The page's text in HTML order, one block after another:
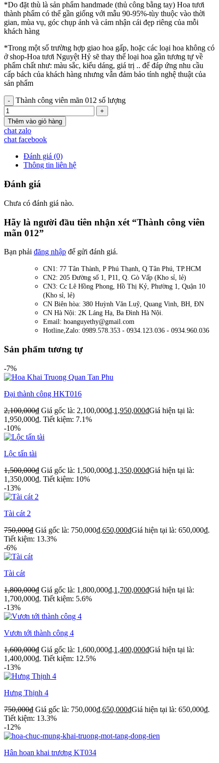
*Do đặt thù là sản phẩm handmade (thủ công bằng tay) Hoa tươi
thành phẩm có thể gần giống với mẫu 90-95%-tùy thuộc vào thời
gian, mùa vụ, góc chụp ảnh và cảm nhận cái đẹp riêng của mỗi
khách hàng
*Trong một số trường hợp giao hoa gấp, hoặc các loại hoa không có
ở shop-Hoa tươi Nguyệt Hỷ sẽ thay thế loại hoa gần tương tự về
phẩm chất như: màu sắc, kiểu dáng, giá trị .. để đáp ứng nhu cầu
cấp bách của khách hàng nhưng vẫn đảm bảo tính nghệ thuật của
sản phẩm
Thành công viên mãn 012 số lượng
Thêm vào giỏ hàng
chat zalo
chat facebook
Đánh giá (0)
Thông tin liên hệ
Đánh giá
Chưa có đánh giá nào.
Hãy là người đầu tiên nhận xét “Thành công viên
mãn 012”
Bạn phải đăng nhập để gửi đánh giá.
CN1: 77 Tân Thành, P Phú Thạnh, Q Tân Phú, TP.HCM
CN2: 205 Đường số 1, P11, Q. Gò Vấp (Kho sỉ, lẻ)
CN3: Cc Lê Hồng Phong, Hồ Thị Kỷ, Phường 1, Quận 10
(Kho sỉ, lẻ)
CN Biên hòa: 380 Huỳnh Văn Luỹ, Quang Vinh, BH, ĐN
CN Hà Nội: 2K Láng Hạ, Ba Đình Hà Nội.
Email: hoanguyethy@gmail.com
Hotline,Zalo: 0989.578.353 - 0934.123.036 - 0934.960.036
Sản phẩm tương tự
-7%
Đại thành công HKT016
2,100,000₫ Giá gốc là: 2,100,000₫.1,950,000₫Giá hiện tại là:
1,950,000₫. Tiết kiệm: 7.1%
-10%
Lộc tấn tài
1,500,000₫ Giá gốc là: 1,500,000₫.1,350,000₫Giá hiện tại là:
1,350,000₫. Tiết kiệm: 10%
-13%
Tài cát 2
750,000₫ Giá gốc là: 750,000₫.650,000₫Giá hiện tại là: 650,000₫.
Tiết kiệm: 13.3%
-6%
Tài cát
1,800,000₫ Giá gốc là: 1,800,000₫.1,700,000₫Giá hiện tại là:
1,700,000₫. Tiết kiệm: 5.6%
-13%
Vươn tới thành công 4
1,600,000₫ Giá gốc là: 1,600,000₫.1,400,000₫Giá hiện tại là:
1,400,000₫. Tiết kiệm: 12.5%
-13%
Hưng Thịnh 4
750,000₫ Giá gốc là: 750,000₫.650,000₫Giá hiện tại là: 650,000₫.
Tiết kiệm: 13.3%
-12%
Hân hoan khai trương KT034